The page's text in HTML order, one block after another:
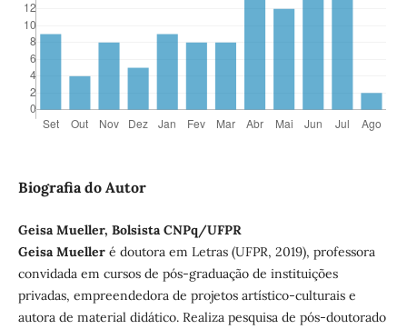
Biografia do Autor
Geisa Mueller, Bolsista CNPq/UFPR
Geisa Muelleré doutora em Letras (UFPR, 2019), professora
convidada em cursos de pós-graduação de instituições
privadas, empreendedora de projetos artístico-culturais e
autora de material didático. Realiza pesquisa de pós-doutorado